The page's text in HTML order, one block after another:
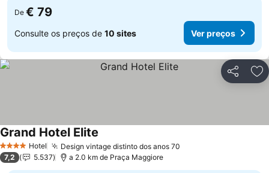
De € 79
Consulte os preços de 10 sites Ver preços
Partilhar
4 EstrelasHotel Design vintage distinto dos anos 70
Grand Hotel Elite
7,2 5.537 a 2.0 km de Praça Maggiore